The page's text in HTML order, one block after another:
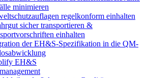
minimieren
regelkonform einhalten
sicher transportieren &
einhalten
der EH&S-Spezifikation in die QM-
EH&S